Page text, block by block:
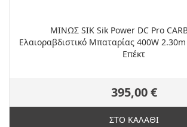
ΜΙΝΩΣ SIK Sik Power DC Pro
Ελαιοραβδιστικό Μπαταρίας 400W
Επέκτ
395,00 €
ΣΤΟ ΚΑΛΑΘΙ